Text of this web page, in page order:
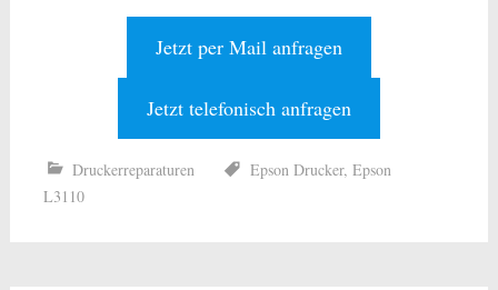
Jetzt per Mail anfragen
Jetzt telefonisch anfragen
Druckerreparaturen Epson Drucker, Epson
L3110